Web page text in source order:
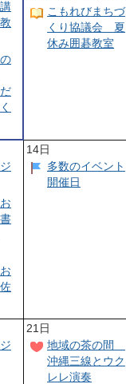
こもれびまちづ
くり協議会 夏
休み囲碁教室
14日
多数のイベント
開催日
21日
地域の茶の間
沖縄三線とウク
レレ演奏